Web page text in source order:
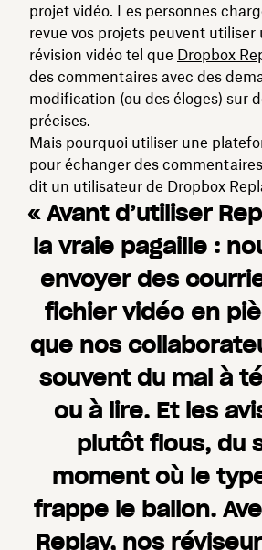
projet vidéo. Les personnes
revue vos projets peuvent utiliser
révision vidéo tel que Dropbox
des commentaires avec des
modification (ou des éloges) sur
précises.
Mais pourquoi utiliser une
pour échanger des
dit un utilisateur de Dropbox
« Avant d’utiliser
la vraie pagaille :
envoyer des
fichier vidéo en
que nos
souvent du mal à
ou à lire. Et les
plutôt flous, du
moment où le
frappe le ballon.
Replay, nos